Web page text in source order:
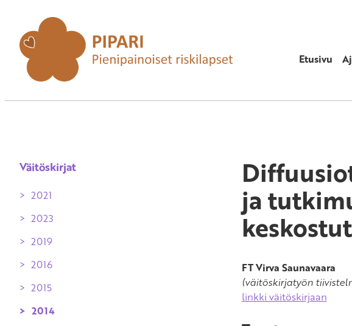
Etusivu
Väitöskirjat
2021
Diffuusiopainotteisen ja
magneettikuvantamisen käyttö
nuoruusiässä entisillä
verrokeilla
2023
2019
Pikkukeskosena syntyneiden lasten
2016
Pikkukeskosten neuromotorinen
saakka ja sitä ennustavat tekijät:
2015
Vanhempien psyykkinen
2014
ja
FT Virva Saunavaara
(väitöskirjatyön
linkki väitöskirjaan